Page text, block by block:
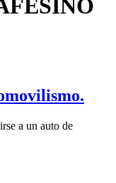
a un auto de